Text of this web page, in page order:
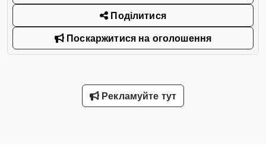
Поділитися
Поскаржитися на оголошення
Рекламуйте тут